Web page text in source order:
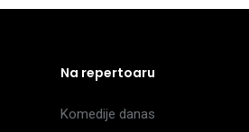
Na repertoaru
Komedije danas